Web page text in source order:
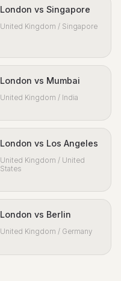
London vs Singapore
United Kingdom / Singapore
London vs Mumbai
United Kingdom / India
London vs Los Angeles
United Kingdom / United
States
London vs Berlin
United Kingdom / Germany